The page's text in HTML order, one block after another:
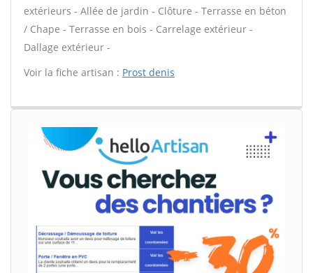
extérieurs - Allée de jardin - Clôture - Terrasse en béton
/ Chape - Terrasse en bois - Carrelage extérieur -
Dallage extérieur -
Voir la fiche artisan : Prost denis